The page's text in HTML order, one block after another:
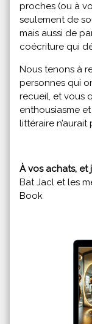
proches (ou à
seulement de
mais aussi de
coécriture qui
Nous tenons à
personnes qui
recueil, et vous
enthousiasme
littéraire n’aurait
À vos achats, et
Bat Jacl et les
Book